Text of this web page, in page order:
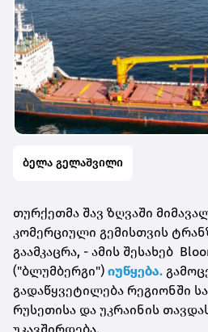
ბელა გელაშვილი
თურქეთმა შავ ზღვაში
კომერციული გემისთვის
გაამკაცრა, - ამის შესახებ
("ბლუმბერგი") იუწყება.
გადაწყვეტილება რეგიონში
რუსეთისა და უკრაინის